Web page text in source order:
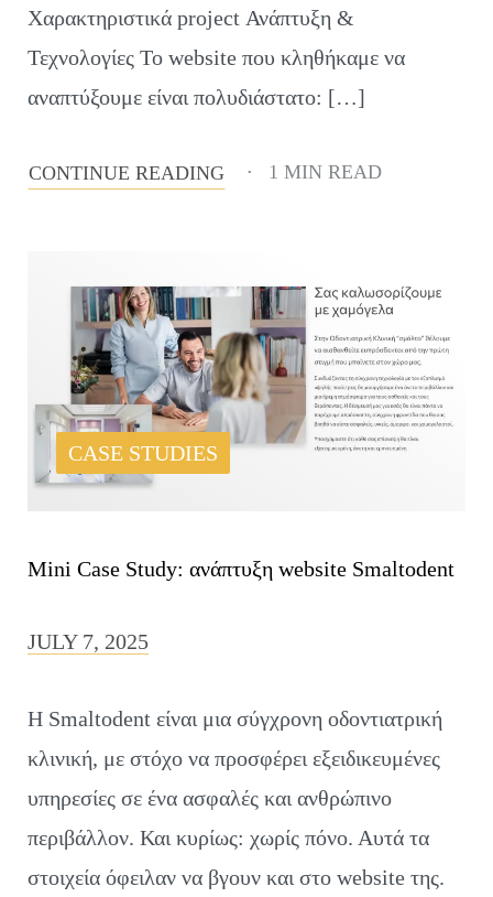
Χαρακτηριστικά project Ανάπτυξη &
Τεχνολογίες Το website που κληθήκαμε να
αναπτύξουμε είναι πολυδιάστατο: […]
CONTINUE READING 1 MIN READ
CASE STUDIES
Mini Case Study: ανάπτυξη website Smaltodent
JULY 7, 2025
Η Smaltodent είναι μια σύγχρονη οδοντιατρική
κλινική, με στόχο να προσφέρει εξειδικευμένες
υπηρεσίες σε ένα ασφαλές και ανθρώπινο
περιβάλλον. Και κυρίως: χωρίς πόνο. Αυτά τα
στοιχεία όφειλαν να βγουν και στο website της.